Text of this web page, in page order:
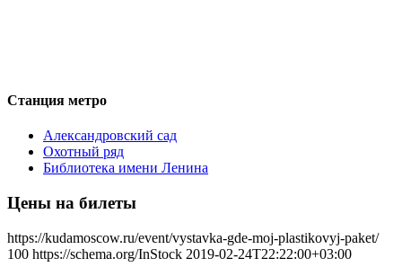
Станция метро
Александровский сад
Охотный ряд
Библиотека имени Ленина
Цены на билеты
https://kudamoscow.ru/event/vystavka-gde-moj-plastikovyj-paket/
100 https://schema.org/InStock 2019-02-24T22:22:00+03:00